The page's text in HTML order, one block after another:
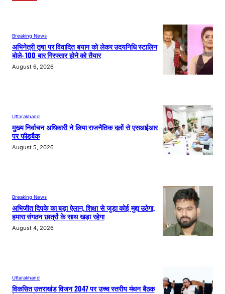
Breaking News
अभिनेत्री तृषा पर विवादित बयान को लेकर उदयनिधि स्टालिन
बोले- 100 बार गिरफ्तार होने को तैयार
August 6, 2026
Uttarakhand
मुख्य निर्वाचन अधिकारी ने लिया राजनैतिक दलों से एसआईआर
पर फीडबैक
August 5, 2026
Breaking News
अभिजीत दिपके का बड़ा ऐलान, शिक्षा से जुड़ा कोई मुद्दा उठेगा,
हमारा संगठन छात्रों के साथ खड़ा रहेगा
August 4, 2026
Uttarakhand
विकसित उत्तराखंड विजन 2047 पर उच्च स्तरीय मंथन बैठक